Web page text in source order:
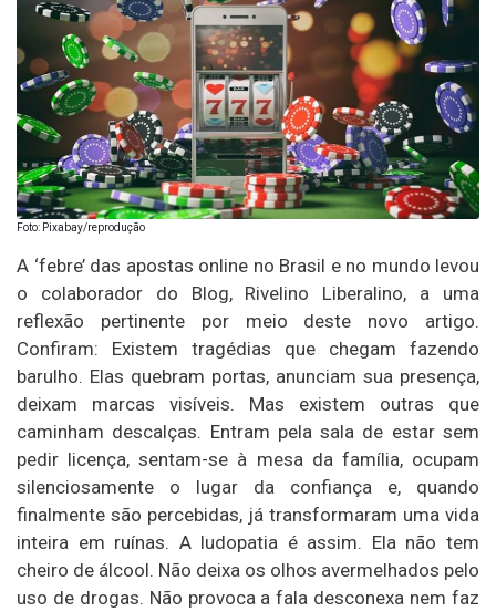
Foto: Pixabay/reprodução
A ‘febre’ das apostas online no Brasil e no mundo levou
o colaborador do Blog, Rivelino Liberalino, a uma
reflexão pertinente por meio deste novo artigo.
Confiram: Existem tragédias que chegam fazendo
barulho. Elas quebram portas, anunciam sua presença,
deixam marcas visíveis. Mas existem outras que
caminham descalças. Entram pela sala de estar sem
pedir licença, sentam-se à mesa da família, ocupam
silenciosamente o lugar da confiança e, quando
finalmente são percebidas, já transformaram uma vida
inteira em ruínas. A ludopatia é assim. Ela não tem
cheiro de álcool. Não deixa os olhos avermelhados pelo
uso de drogas. Não provoca a fala desconexa nem faz